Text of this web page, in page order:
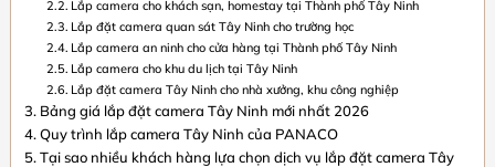
Lắp camera cho khách sạn, homestay tại Thành phố Tây Ninh
Lắp đặt camera quan sát Tây Ninh cho trường học
Lắp camera an ninh cho cửa hàng tại Thành phố Tây Ninh
Lắp camera cho khu du lịch tại Tây Ninh
Lắp đặt camera Tây Ninh cho nhà xưởng, khu công nghiệp
Bảng giá lắp đặt camera Tây Ninh mới nhất 2026
Quy trình lắp camera Tây Ninh của PANACO
Tại sao nhiều khách hàng lựa chọn dịch vụ lắp đặt camera Tây